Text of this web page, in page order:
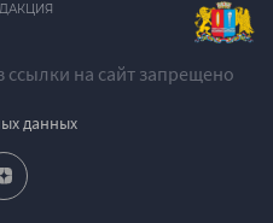
на сайт запрещено
данных